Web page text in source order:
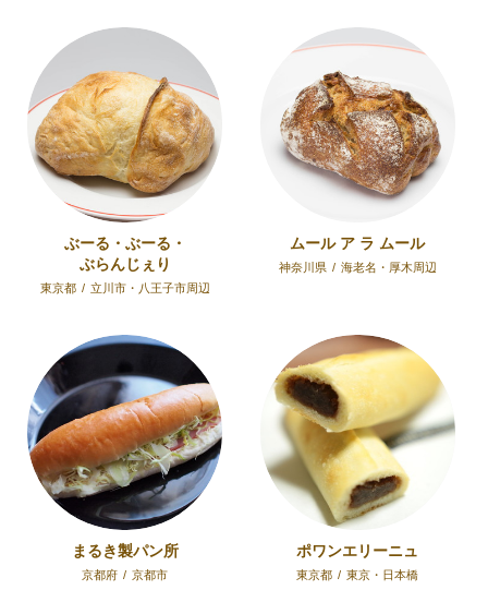
ぶーる・ぶーる・
ぶらんじぇり
東京都 / 立川市・八王子市周辺
ムール ア ラ ムール
神奈川県 / 海老名・厚木周辺
まるき製パン所
京都府 / 京都市
ポワンエリーニュ
東京都 / 東京・日本橋